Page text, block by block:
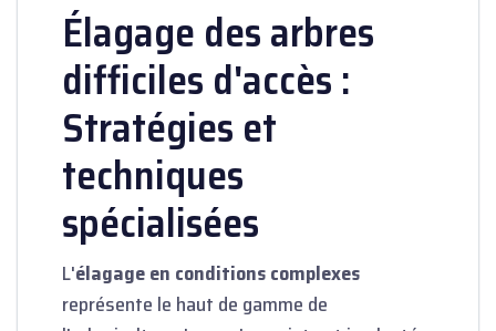
Élagage des arbres
difficiles d'accès :
Stratégies et
techniques
spécialisées
L'élagage en conditions complexes
représente le haut de gamme de